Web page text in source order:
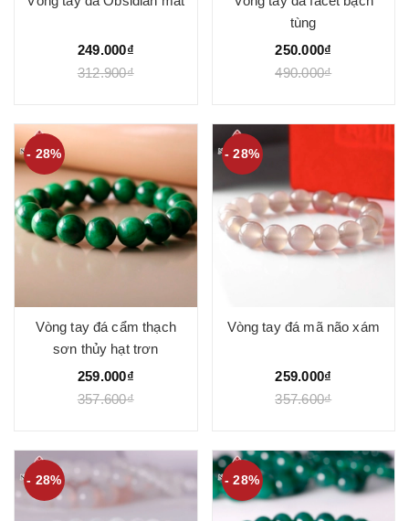
249.000₫
312.900₫
tùng
250.000₫
490.000₫
- 28%
Vòng tay đá cẩm thạch
sơn thủy hạt trơn
259.000₫
357.600₫
- 28%
Vòng tay đá mã não xám
259.000₫
357.600₫
- 28% - 28%